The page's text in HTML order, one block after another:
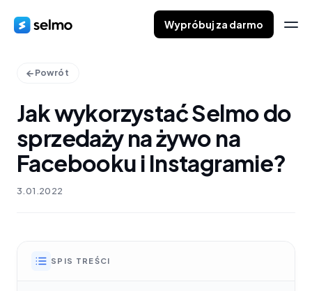
Wypróbuj za darmo
Powrót
Jak wykorzystać Selmo do
sprzedaży na żywo na
Facebooku i Instagramie?
3.01.2022
SPIS TREŚCI